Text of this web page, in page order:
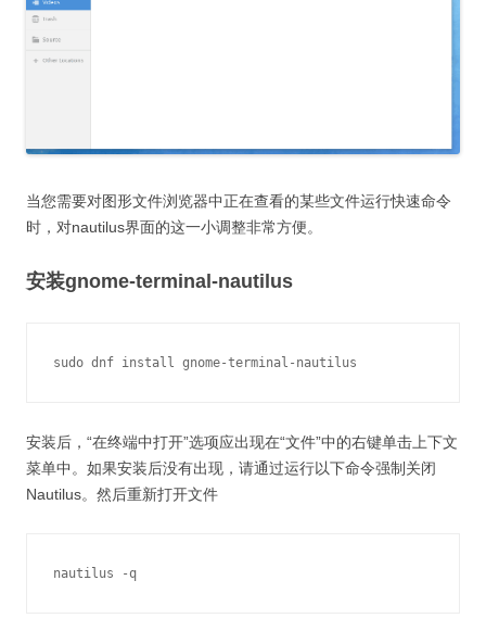
当您需要对图形文件浏览器中正在查看的某些文件运行快速命令
时，对nautilus界面的这一小调整非常方便。
安装gnome-terminal-nautilus
安装后，“在终端中打开”选项应出现在“文件”中的右键单击上下文
菜单中。如果安装后没有出现，请通过运行以下命令强制关闭
Nautilus。然后重新打开文件